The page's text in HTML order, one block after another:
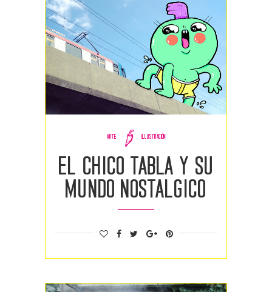
ARTE ILLUSTRACIÓN
EL CHICO TABLA Y SU
MUNDO NOSTALGICO